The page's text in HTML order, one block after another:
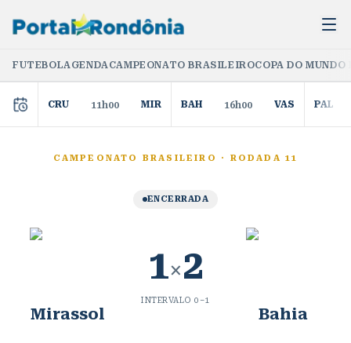
FUTEBOLAGENDACAMPEONATO BRASILEIROCOPA DO
CRU 11h00 MIR BAH 16h00 VAS PAL
CAMPEONATO BRASILEIRO · RODADA 11
ENCERRADA
Mirassol
1×2
INTERVALO0 –1
Bahia